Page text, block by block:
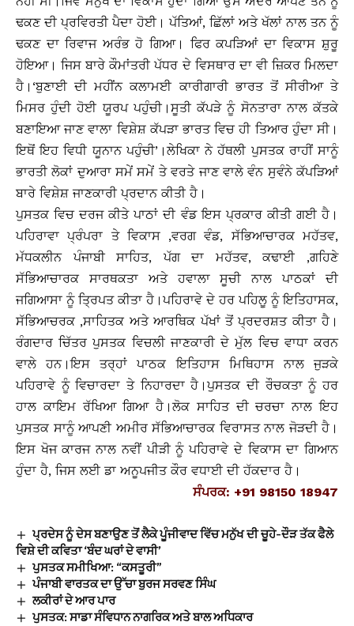
ਢਕਣ ਦੀ ਪ੍ਰਵਿਰਤੀ ਪੈਦਾ ਹੋਈ। ਪੱਤਿਆਂ, ਛਿੱਲਾਂ ਅਤੇ ਖੱਲਾਂ ਨਾਲ ਤਨ ਨੂੰ
ਢਕਣ ਦਾ ਰਿਵਾਜ ਅਰੰਭ ਹੋ ਗਿਆ। ਫਿਰ ਕਪੜਿਆਂ ਦਾ ਵਿਕਾਸ ਸ਼ੁਰੂ
ਹੋਇਆ। ਜਿਸ ਬਾਰੇ ਕੌਮਾਂਤਰੀ ਪੱਧਰ ਦੇ ਵਿਸਥਾਰ ਦਾ ਵੀ ਜ਼ਿਕਰ ਮਿਲਦਾ
ਹੈ।‘ਬੁਣਾਈ ਦੀ ਮਹੀਂਨ ਕਲਾਮਈ ਕਾਰੀਗਾਰੀ ਭਾਰਤ ਤੋਂ ਸੀਰੀਆ ਤੇ
ਮਿਸਰ ਹੁੰਦੀ ਹੋਈ ਯੂਰਪ ਪਹੁੰਚੀ।ਸੂਤੀ ਕੱਪੜੇ ਨੂੰ ਸੋਨਤਾਰਾ ਨਾਲ ਕੱਤਕੇ
ਬਣਾਇਆ ਜਾਣ ਵਾਲਾ ਵਿਸ਼ੇਸ਼ ਕੱਪੜਾ ਭਾਰਤ ਵਿਚ ਹੀ ਤਿਆਰ ਹੁੰਦਾ ਸੀ।
ਇਥੋਂ ਇਹ ਵਿਧੀ ਯੂਨਾਨ ਪਹੁੰਚੀ’।ਲੇਖਿਕਾ ਨੇ ਹੱਥਲੀ ਪੁਸਤਕ ਰਾਹੀਂ ਸਾਨੂੰ
ਭਾਰਤੀ ਲੋਕਾਂ ਦੁਆਰਾ ਸਮੇਂ ਸਮੇਂ ਤੇ ਵਰਤੇ ਜਾਣ ਵਾਲੇ ਵੰਨ ਸੁਵੰਨੇ ਕੱਪੜਿਆਂ
ਬਾਰੇ ਵਿਸ਼ੇਸ਼ ਜਾਣਕਾਰੀ ਪ੍ਰਦਾਨ ਕੀਤੀ ਹੈ।
ਪੁਸਤਕ ਵਿਚ ਦਰਜ ਕੀਤੇ ਪਾਠਾਂ ਦੀ ਵੰਡ ਇਸ ਪ੍ਰਕਾਰ ਕੀਤੀ ਗਈ ਹੈ।
ਪਹਿਰਾਵਾ ਪ੍ਰੰਪਰਾ ਤੇ ਵਿਕਾਸ ,ਵਰਗ ਵੰਡ, ਸੱਭਿਆਚਾਰਕ ਮਹੱਤਵ,
ਮੱਧਕਲੀਨ ਪੰਜਾਬੀ ਸਾਹਿਤ, ਪੱਗ ਦਾ ਮਹੱਤਵ, ਕਢਾਈ ,ਗਹਿਣੇ
ਸੱਭਿਆਚਾਰਕ ਸਾਰਥਕਤਾ ਅਤੇ ਹਵਾਲਾ ਸੂਚੀ ਨਾਲ ਪਾਠਕਾਂ ਦੀ
ਜਗਿਆਸਾ ਨੂੰ ਤ੍ਰਿਪਤ ਕੀਤਾ ਹੈ।ਪਹਿਰਾਵੇ ਦੇ ਹਰ ਪਹਿਲੂ ਨੂੰ ਇਤਿਹਾਸਕ,
ਸੱਭਿਆਚਰਕ ,ਸਾਹਿਤਕ ਅਤੇ ਆਰਥਿਕ ਪੱਖਾਂ ਤੋਂ ਪ੍ਰਦਰਸ਼ਤ ਕੀਤਾ ਹੈ।
ਰੰਗਦਾਰ ਚਿੱਤਰ ਪੁਸਤਕ ਵਿਚਲੀ ਜਾਣਕਾਰੀ ਦੇ ਮੁੱਲ ਵਿਚ ਵਾਧਾ ਕਰਨ
ਵਾਲੇ ਹਨ।ਇਸ ਤਰ੍ਹਾਂ ਪਾਠਕ ਇਤਿਹਾਸ ਮਿਥਿਹਾਸ ਨਾਲ ਜੁੜਕੇ
ਪਹਿਰਾਵੇ ਨੂੰ ਵਿਚਾਰਦਾ ਤੇ ਨਿਹਾਰਦਾ ਹੈ।ਪੁਸਤਕ ਦੀ ਰੌਚਕਤਾ ਨੂੰ ਹਰ
ਹਾਲ ਕਾਇਮ ਰੱਖਿਆ ਗਿਆ ਹੈ।ਲੋਕ ਸਾਹਿਤ ਦੀ ਚਰਚਾ ਨਾਲ ਇਹ
ਪੁਸਤਕ ਸਾਨੂੰ ਆਪਣੀ ਅਮੀਰ ਸੱਭਿਆਚਾਰਕ ਵਿਰਾਸਤ ਨਾਲ ਜੋੜਦੀ ਹੈ।
ਇਸ ਖੋਜ ਕਾਰਜ ਨਾਲ ਨਵੀਂ ਪੀੜੀ ਨੂੰ ਪਹਿਰਾਵੇ ਦੇ ਵਿਕਾਸ ਦਾ ਗਿਆਨ
ਹੁੰਦਾ ਹੈ, ਜਿਸ ਲਈ ਡਾ ਅਨੂਪਜੀਤ ਕੌਰ ਵਧਾਈ ਦੀ ਹੱਕਦਾਰ ਹੈ।
ਸੰਪਰਕ: +91 98150 18947
ਪ੍ਰਦੇਸ ਨੂੰ ਦੇਸ ਬਣਾਉਣ ਤੋਂ ਲੈਕੇ ਪੂੰਜੀਵਾਦ ਵਿੱਚ ਮਨੁੱਖ ਦੀ ਚੂਹੇ-ਦੌੜ ਤੱਕ ਫੈਲੇ
ਵਿਸ਼ੇ ਦੀ ਕਵਿਤਾ ‘ਬੰਦ ਘਰਾਂ ਦੇ ਵਾਸੀ’
ਪੁਸਤਕ ਸਮੀਖਿਆ: “ਕਸਤੂਰੀ”
ਪੰਜਾਬੀ ਵਾਰਤਕ ਦਾ ਉੱਚਾ ਬੁਰਜ ਸਰਵਣ ਸਿੰਘ
ਲਕੀਰਾਂ ਦੇ ਆਰ ਪਾਰ
ਪੁਸਤਕ: ਸਾਡਾ ਸੰਵਿਧਾਨ ਨਾਗਰਿਕ ਅਤੇ ਬਾਲ ਅਧਿਕਾਰ